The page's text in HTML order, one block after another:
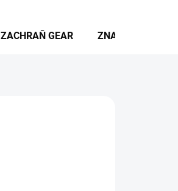
ZACHRAŇ GEAR ZNAČKY